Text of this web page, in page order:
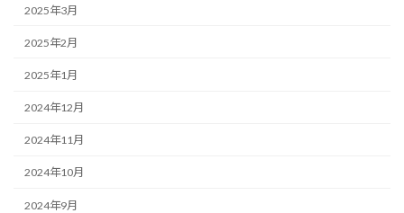
2025年3月
2025年2月
2025年1月
2024年12月
2024年11月
2024年10月
2024年9月